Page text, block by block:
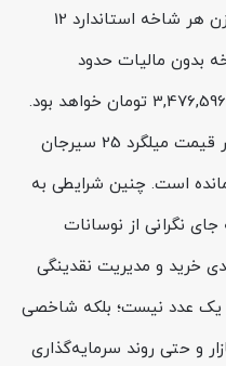
تومان با احتساب مالیات 10٪. اگر وزن هر شاخه استاندارد 12
بدون مالیات حدود
3,160,542 تومان و با مالیات حدود 3,476,596 تومان خواهد بود.
در هفته گذشته نیز هیچ تغییری در قیمت میلگرد 25 سیرجان
است. چنین شرایطی به
نگرانی از نوسانات
خرید و مدیریت نقدینگی
یک عدد نیست؛ بلکه شاخصی
و حتی روند سرمایه‌گذاری